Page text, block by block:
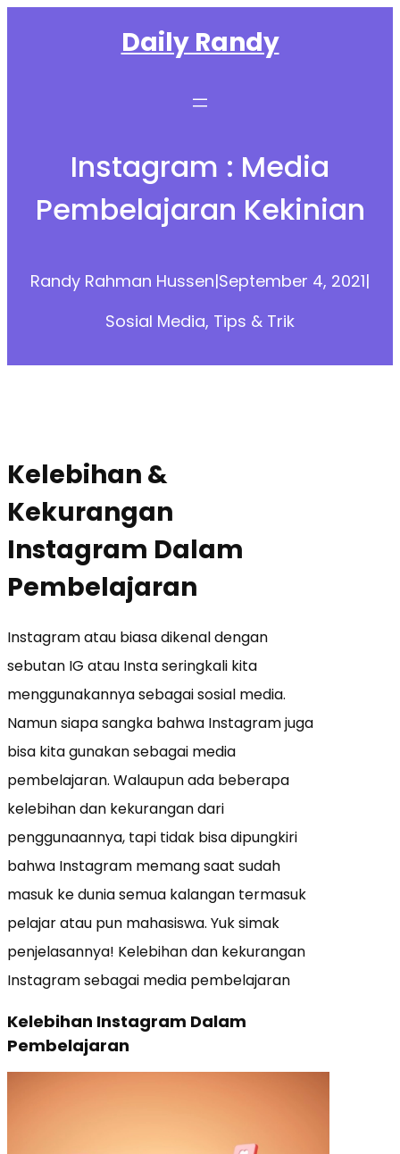
Daily Randy
Instagram : Media
Pembelajaran Kekinian
Randy Rahman Hussen|September 4, 2021|
Sosial Media, Tips & Trik
Kelebihan &
Kekurangan
Instagram Dalam
Pembelajaran
Instagram atau biasa dikenal dengan
sebutan IG atau Insta seringkali kita
menggunakannya sebagai sosial media.
Namun siapa sangka bahwa Instagram juga
bisa kita gunakan sebagai media
pembelajaran. Walaupun ada beberapa
kelebihan dan kekurangan dari
penggunaannya, tapi tidak bisa dipungkiri
bahwa Instagram memang saat sudah
masuk ke dunia semua kalangan termasuk
pelajar atau pun mahasiswa. Yuk simak
penjelasannya! Kelebihan dan kekurangan
Instagram sebagai media pembelajaran
Kelebihan Instagram Dalam
Pembelajaran